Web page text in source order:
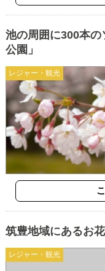
レジャー・観光
池の周囲に300本
公園」
レジャー・観光
筑豊地域にあるお